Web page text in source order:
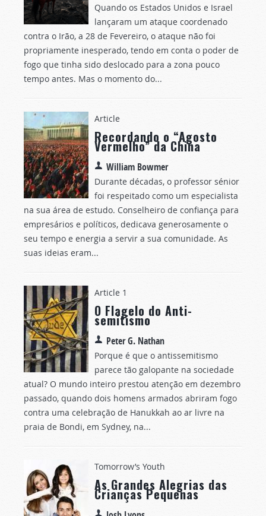
Quando os Estados Unidos e Israel
lançaram um ataque coordenado
contra o Irão, a 28 de Fevereiro, o ataque não foi
propriamente inesperado, tendo em conta o poder de
fogo que tinha sido deslocado para a zona pouco
tempo antes. Mas o momento do...
Article
Recordando o “Agosto
Vermelho” da China
William Bowmer
Durante décadas, o professor sénior
foi respeitado como um especialista
na sua área de estudo. Conselheiro de confiança para
empresários e políticos, dedicava generosamente o
seu tempo e energia a servir a sua comunidade. As
suas ideias eram...
Article 1
O Flagelo do Anti-
semitismo
Peter G. Nathan
Porque é que o antissemitismo
parece tão galopante na sociedade
atual? O mundo inteiro prestou atenção em dezembro
passado, quando dois homens armados abriram fogo
contra uma celebração de Hanukkah ao ar livre na
praia de Bondi, em Sydney, na...
Tomorrow’s Youth
As Grandes Alegrias das
Crianças Pequenas